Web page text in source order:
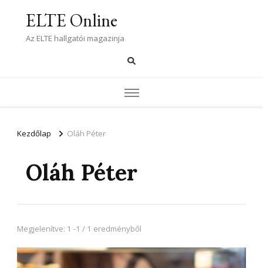
ELTE Online
Az ELTE hallgatói magazinja
Kezdőlap Oláh Péter
Oláh Péter
Megjelenítve: 1 -1 / 1 eredményből